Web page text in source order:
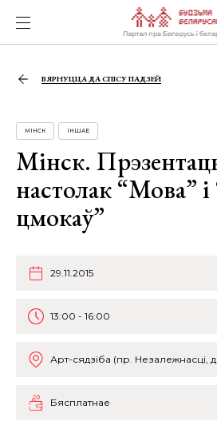
ВЯРНУЦЦА ДА СПІСУ ПАДЗЕЙ
МІНСК ІНШАЕ
Мінск.
настолак “Мова” і
цмокаў”
29.11.2015
13:00 - 16:00
Арт-сядзіба (пр. Незалежнасці,
Бясплатнае